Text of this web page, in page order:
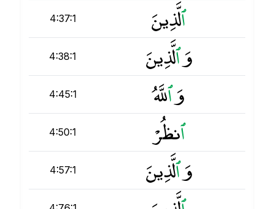
4:37:1 ٱلَّذِينَ
4:38:1 وَٱلَّذِينَ
4:45:1 وَٱللَّهُ
4:50:1 ٱنظُرْ
4:57:1 وَٱلَّذِينَ